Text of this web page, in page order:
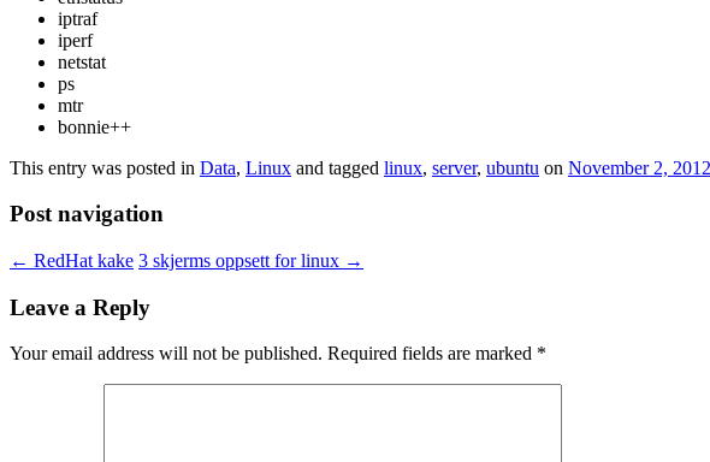
iptraf
iperf
netstat
ps
mtr
bonnie++
This entry was posted in Data, Linux and tagged linux, server, ubuntu on November 2, 2012
Post navigation
← RedHat kake 3 skjerms oppsett for linux →
Leave a Reply
Your email address will not be published. Required fields are marked *